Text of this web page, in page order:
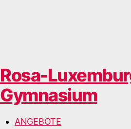
Rosa-
Gymnasium
ANGEBOTE